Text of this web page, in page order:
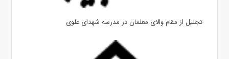
تجلیل از مقام والای معلمان در مدرسه شهدای علوی